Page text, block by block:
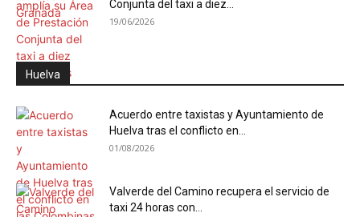
Conjunta del taxi a diez...
19/06/2026
Huelva
Acuerdo entre taxistas y Ayuntamiento de
Huelva tras el conflicto en...
01/08/2026
Valverde del Camino recupera el servicio de
taxi 24 horas con...